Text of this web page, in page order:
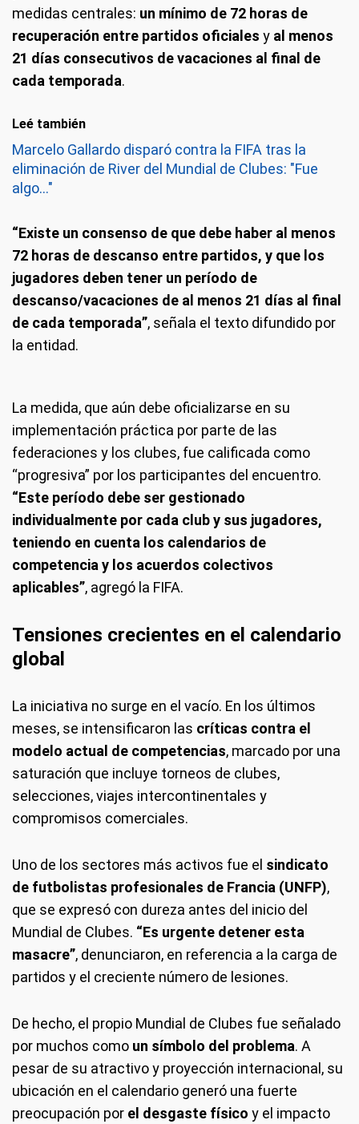
medidas centrales: un mínimo de 72 horas de
recuperación entre partidos oficiales y al menos
21 días consecutivos de vacaciones al final de
cada temporada.
Leé también
Marcelo Gallardo disparó contra la FIFA tras la
eliminación de River del Mundial de Clubes: "Fue
algo..."
“Existe un consenso de que debe haber al menos
72 horas de descanso entre partidos, y que los
jugadores deben tener un período de
descanso/vacaciones de al menos 21 días al final
de cada temporada”, señala el texto difundido por
la entidad.
La medida, que aún debe oficializarse en su
implementación práctica por parte de las
federaciones y los clubes, fue calificada como
“progresiva” por los participantes del encuentro.
“Este período debe ser gestionado
individualmente por cada club y sus jugadores,
teniendo en cuenta los calendarios de
competencia y los acuerdos colectivos
aplicables”, agregó la FIFA.
Tensiones crecientes en el calendario
global
La iniciativa no surge en el vacío. En los últimos
meses, se intensificaron las críticas contra el
modelo actual de competencias, marcado por una
saturación que incluye torneos de clubes,
selecciones, viajes intercontinentales y
compromisos comerciales.
Uno de los sectores más activos fue el sindicato
de futbolistas profesionales de Francia (UNFP),
que se expresó con dureza antes del inicio del
Mundial de Clubes. “Es urgente detener esta
masacre”, denunciaron, en referencia a la carga de
partidos y el creciente número de lesiones.
De hecho, el propio Mundial de Clubes fue señalado
por muchos como un símbolo del problema. A
pesar de su atractivo y proyección internacional, su
ubicación en el calendario generó una fuerte
preocupación por el desgaste físico y el impacto